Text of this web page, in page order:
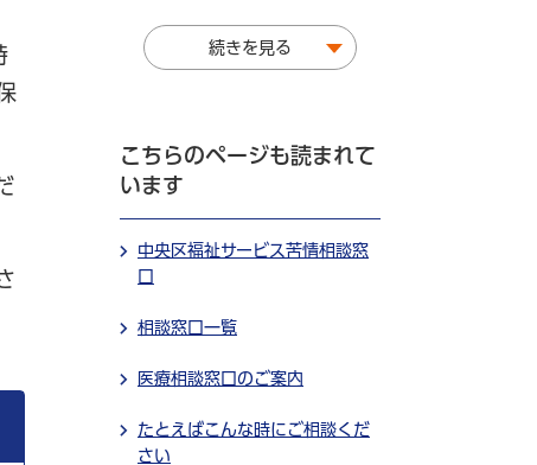
続きを見る
こちらのページも読まれて
います
中央区福祉サービス苦情相談窓
口
相談窓口一覧
医療相談窓口のご案内
たとえばこんな時にご相談くだ
さい